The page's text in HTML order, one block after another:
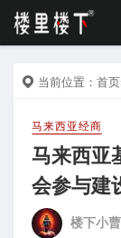
当前位置： 首页
马来西亚经商
马来西亚
会参与建
楼下小曹